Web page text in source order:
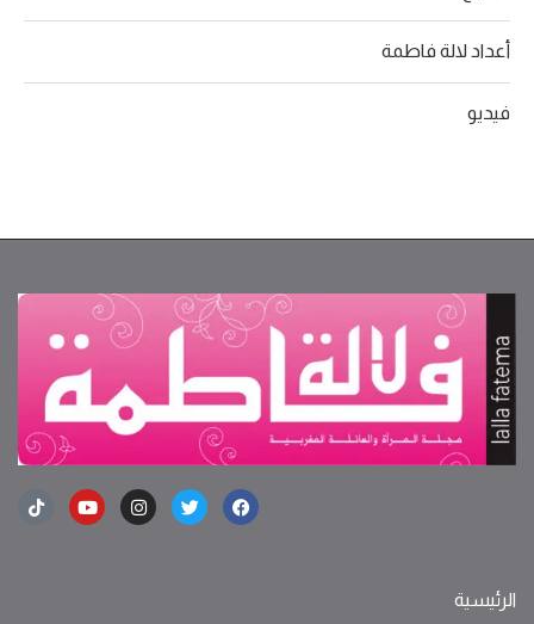
أعداد لالة فاطمة
فيديو
الرئيسية